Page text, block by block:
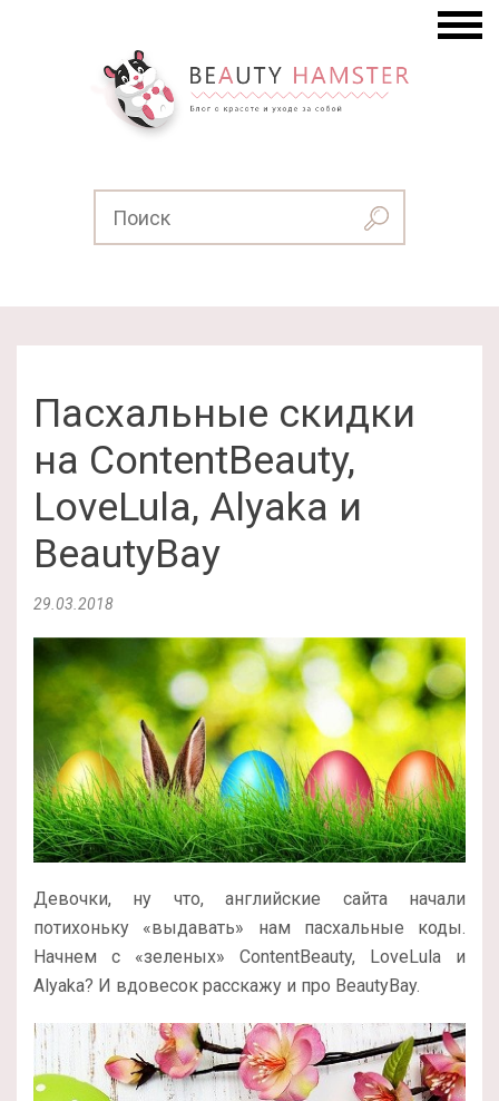
Пасхальные скидки
на ContentBeauty,
LoveLula, Alyaka и
BeautyBay
29.03.2018
Девочки, ну что, английские сайта начали
потихоньку «выдавать» нам пасхальные коды.
Начнем с «зеленых» ContentBeauty, LoveLula и
Alyaka? И вдовесок расскажу и про BeautyBay.